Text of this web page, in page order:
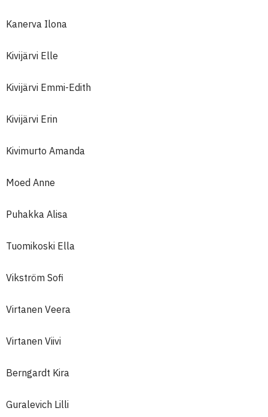
Kanerva Ilona
Kivijärvi Elle
Kivijärvi Emmi-Edith
Kivijärvi Erin
Kivimurto Amanda
Moed Anne
Puhakka Alisa
Tuomikoski Ella
Vikström Sofi
Virtanen Veera
Virtanen Viivi
Berngardt Kira
Guralevich Lilli